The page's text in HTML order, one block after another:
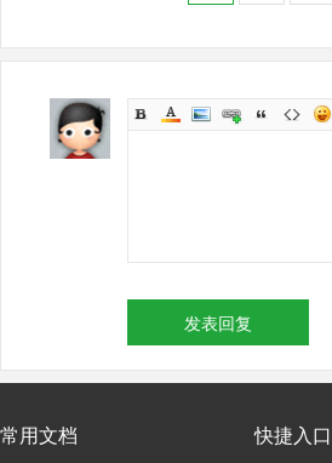
发表回复
常用文档 快捷入口